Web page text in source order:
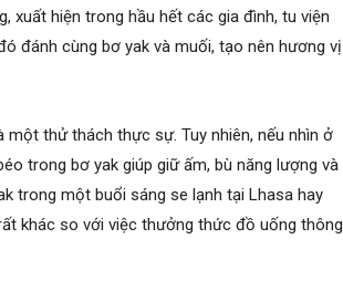
xuất hiện trong hầu hết các gia đình, tu viện
đánh cùng bơ yak và muối, tạo nên hương vị
một thử thách thực sự. Tuy nhiên, nếu nhìn ở
trong bơ yak giúp giữ ấm, bù năng lượng và
trong một buổi sáng se lạnh tại Lhasa hay
khác so với việc thưởng thức đồ uống thông